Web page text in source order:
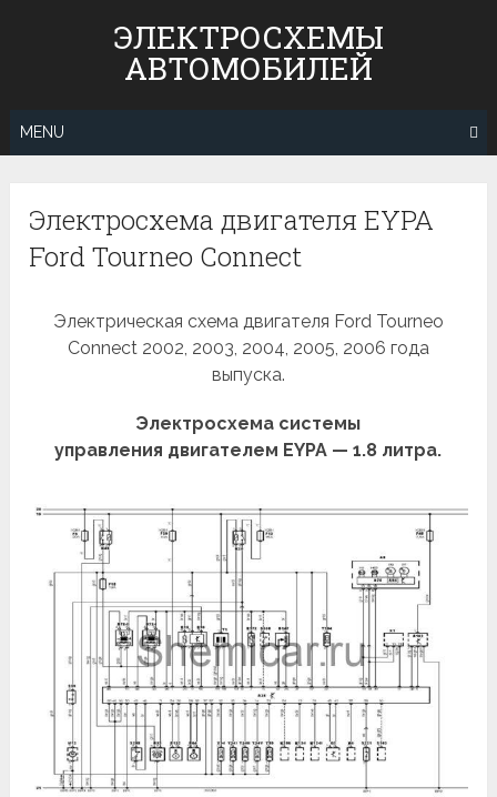
ЭЛЕКТРОСХЕМЫ
АВТОМОБИЛЕЙ
MENU
Электросхема двигателя EYPA
Ford Tourneo Connect
Электрическая схема двигателя Ford Tourneo
Connect 2002, 2003, 2004, 2005, 2006 года
выпуска.
Электросхема системы
управления двигателем EYPA — 1.8 литра.